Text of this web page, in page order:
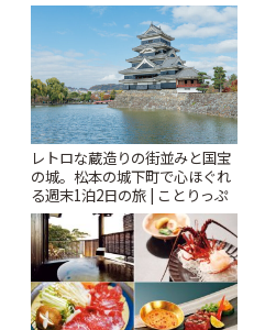
レトロな蔵造りの街並みと国宝
の城。松本の城下町で心ほぐれ
る週末1泊2日の旅 | ことりっぷ